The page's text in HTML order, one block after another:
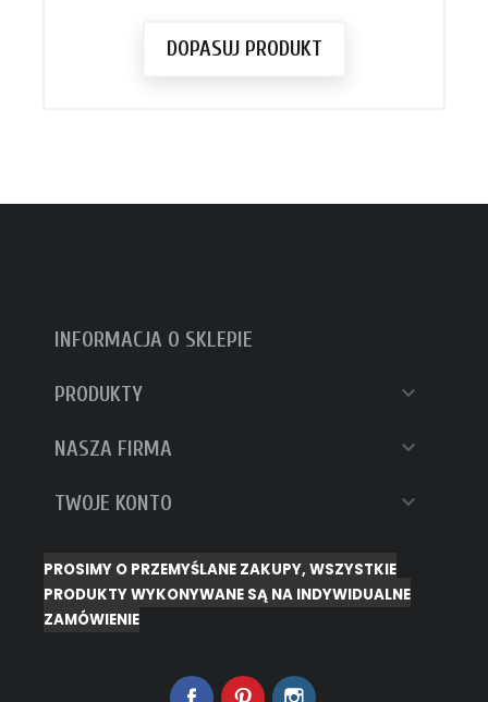
DOPASUJ PRODUKT
INFORMACJA O SKLEPIE
PRODUKTY 
NASZA FIRMA 
TWOJE KONTO 
PROSIMY O PRZEMYŚLANE ZAKUPY, WSZYSTKIE
PRODUKTY WYKONYWANE SĄ NA INDYWIDUALNE
ZAMÓWIENIE
FacebookPinterest